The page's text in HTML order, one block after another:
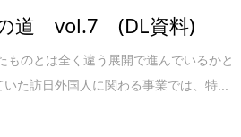
道 vol.7 (DL資料)
のとは全く違う展開で進んでいるかと
た訪日外国人に関わる事業では、特...